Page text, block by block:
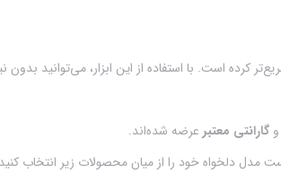
است. با استفاده از این ابزار، می‌توانید بدون
وگارانتی معتبر عرضه شده‌اند.
مدل دلخواه خود را از میان محصولات زیر انتخاب